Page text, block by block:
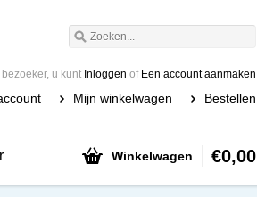
u kunt Inloggen of Een account aanmaken
Mijn winkelwagen Bestellen
Winkelwagen €0,00